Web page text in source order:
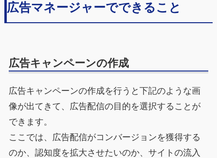
広告マネージャーでできること
広告キャンペーンの作成
広告キャンペーンの作成を行うと下記のような画
像が出てきて、広告配信の目的を選択することが
できます。
ここでは、広告配信がコンバージョンを獲得する
のか、認知度を拡大させたいのか、サイトの流入